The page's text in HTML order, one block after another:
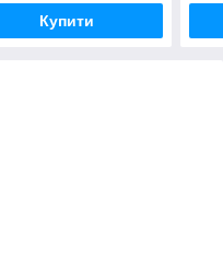
Купити